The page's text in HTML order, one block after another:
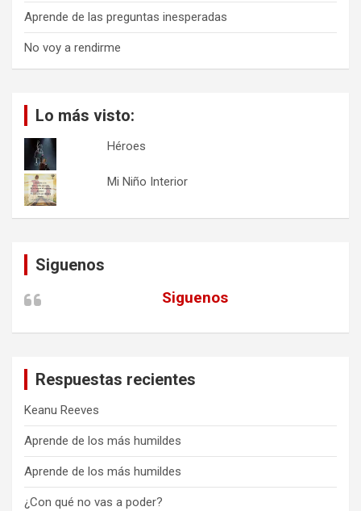
Aprende de las preguntas inesperadas
No voy a rendirme
Lo más visto:
Héroes
Mi Niño Interior
Siguenos
Siguenos
Respuestas recientes
Keanu Reeves
Aprende de los más humildes
Aprende de los más humildes
¿Con qué no vas a poder?